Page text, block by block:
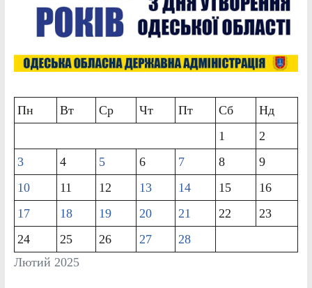
Лютий 2025
Пн Вт Ср Чт Пт Сб
Нд
1
2
3
4 5 6 7 8
9
10
11 12 13 14 15
16
17
18 19 20 21 22
23
24
25 26 27 28